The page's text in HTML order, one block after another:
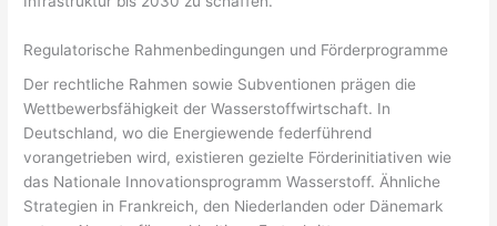
Regulatorische Rahmenbedingungen und Förderprogramme
Der rechtliche Rahmen sowie Subventionen prägen die
Wettbewerbsfähigkeit der Wasserstoffwirtschaft. In
Deutschland, wo die Energiewende federführend
vorangetrieben wird, existieren gezielte Förderinitiativen wie
das Nationale Innovationsprogramm Wasserstoff. Ähnliche
Strategien in Frankreich, den Niederlanden oder Dänemark